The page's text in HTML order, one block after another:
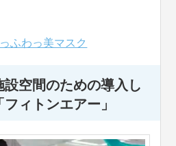
ふわっ美マスク
空間のための導入し
ィトンエアー」